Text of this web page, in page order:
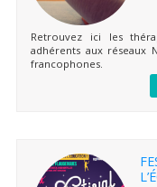
Retrouvez ici les
adhérents aux réseaux
francophones.